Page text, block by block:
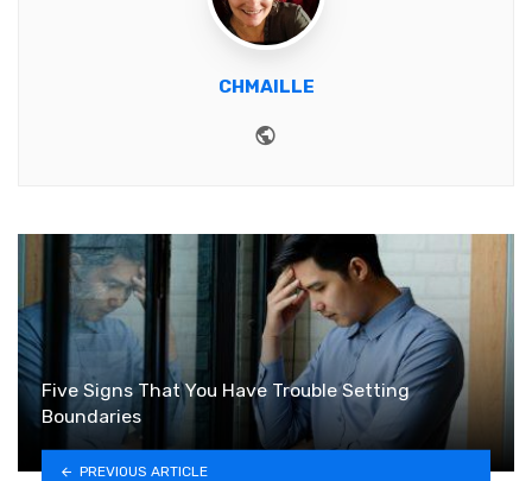
CHMAILLE
Five Signs That You Have Trouble Setting
Boundaries
PREVIOUS ARTICLE